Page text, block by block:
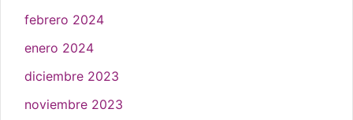
febrero 2024
enero 2024
diciembre 2023
noviembre 2023